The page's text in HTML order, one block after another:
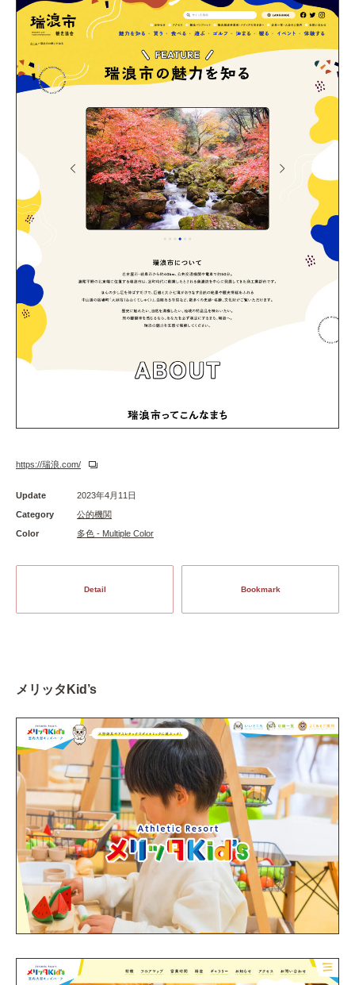
https://瑞浪.com/
Update
2023年4月11日
Category
公的機関
Color
多色 - Multiple Color
Detail Bookmark
メリッタKid’s